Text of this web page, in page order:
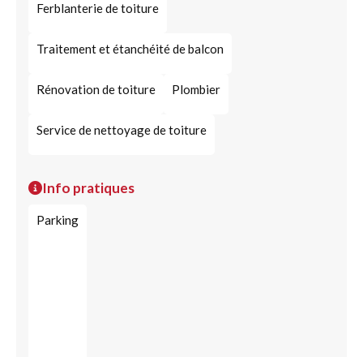
Ferblanterie de toiture
Traitement et étanchéité de balcon
Rénovation de toiture Plombier
Service de nettoyage de toiture
Info pratiques
Parking